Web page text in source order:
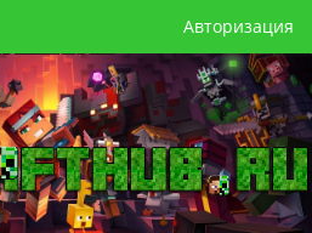
Авторизация